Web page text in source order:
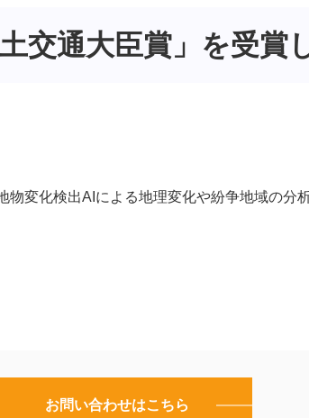
交通大臣賞」を受賞
変化検出AIによる地理変化や紛争地域の分
お問い合わせはこちら